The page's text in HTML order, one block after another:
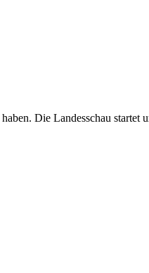
Die Landesschau startet